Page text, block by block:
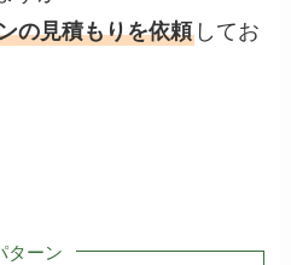
の見積もりを依頼 してお
ターン